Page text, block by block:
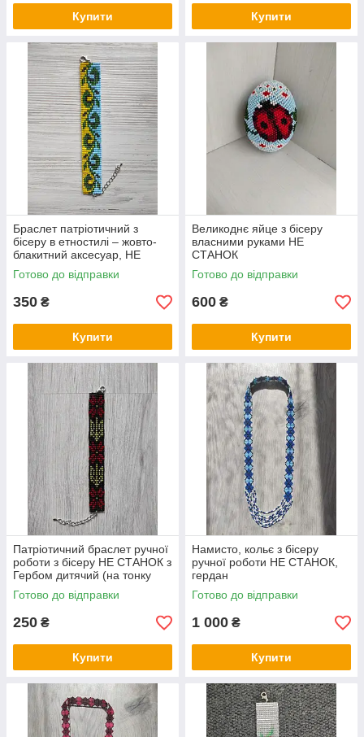
Купити Купити
Браслет патріотичний з
бісеру в етностилі – жовто-
блакитний аксесуар, НЕ
СТАНОК
Готово до відправки
350 ₴
Купити
Великоднє яйце з бісеру
власними руками НЕ
СТАНОК
Готово до відправки
600 ₴
Купити
Патріотичний браслет ручної
роботи з бісеру НЕ СТАНОК з
Гербом дитячий (на тонку
руку)
Готово до відправки
250 ₴
Купити
Намисто, кольє з бісеру
ручної роботи НЕ СТАНОК,
гердан
Готово до відправки
1 000 ₴
Купити